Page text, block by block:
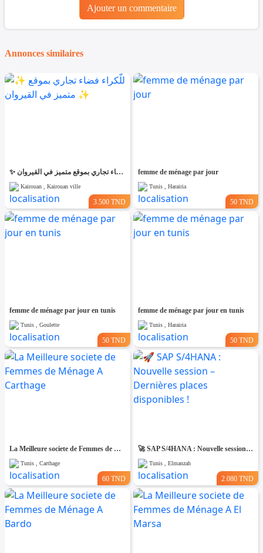
Ajouter un commentaire
Annonces similaires
✨ للّكراء فضاء تجاري بموقع متميز في القيروان ✨
Kairouan , Kairouan ville
3.500 TND
femme de ménage par jour
Tunis , Harairia
50 TND
femme de ménage par jour en tunis
Tunis , Goulette
50 TND
femme de ménage par jour en tunis
Tunis , Harairia
50 TND
La Meilleure societe de Femmes de Ménage A Carthage
Tunis , Carthage
60 TND
🚀 SAP S/4HANA : Nouvelle session – Dernières places disponibles !
Tunis , Elmanzah
2.080 TND